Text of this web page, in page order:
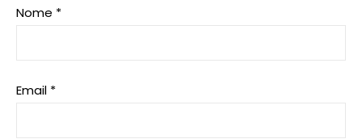
Nome *
Email *